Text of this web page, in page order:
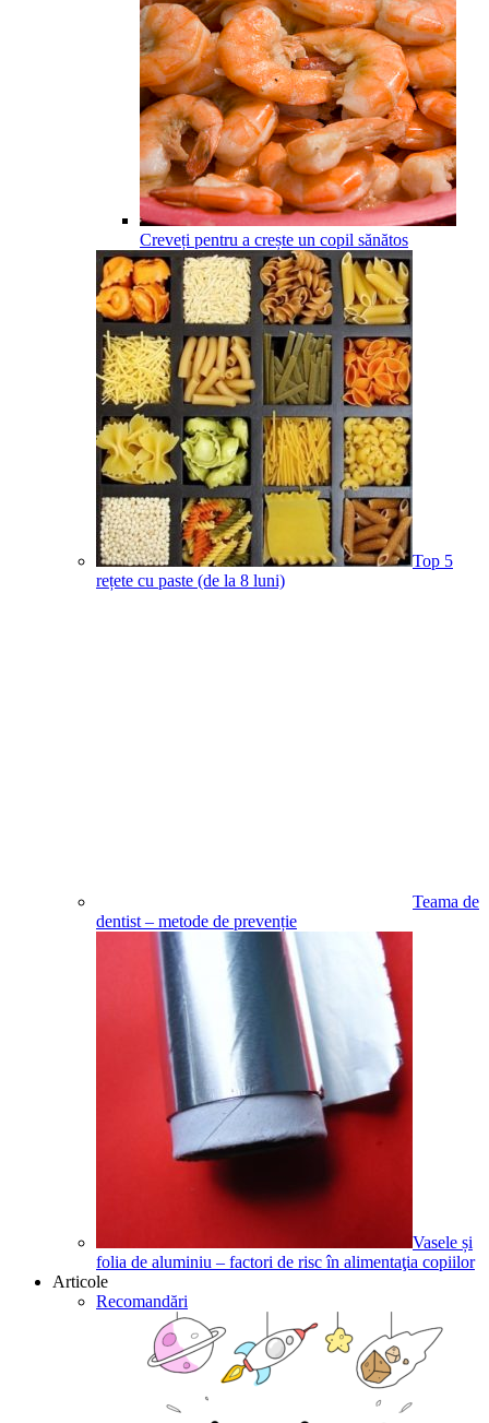
Creveți pentru a crește un copil sănătos
Top 5
rețete cu paste (de la 8 luni)
Teama de
dentist – metode de prevenție
Vasele și
folia de aluminiu – factori de risc în alimentaţia copiilor
Articole
Recomandări